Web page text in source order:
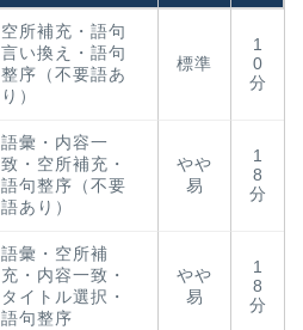
空所補充・語句
言い換え・語句
整序（不要語あ
り）
標準
1
0
分
語彙・内容一
致・空所補充・
語句整序（不要
語あり）
やや
易
1
8
分
語彙・空所補
充・内容一致・
タイトル選択・
語句整序
やや
易
1
8
分